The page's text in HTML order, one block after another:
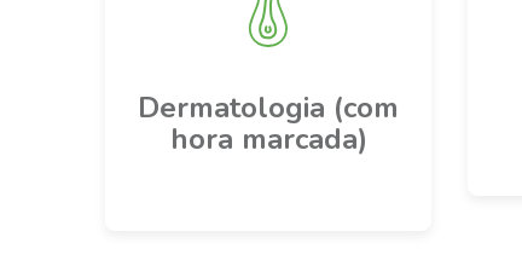
Dermatologia (com
hora marcada)